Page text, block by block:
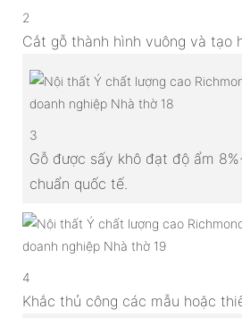
2
Cắt gỗ thành hình vuông và tạo
3
Gỗ được sấy khô đạt độ ẩm
chuẩn quốc tế.
4
Khắc thủ công các mẫu hoặc